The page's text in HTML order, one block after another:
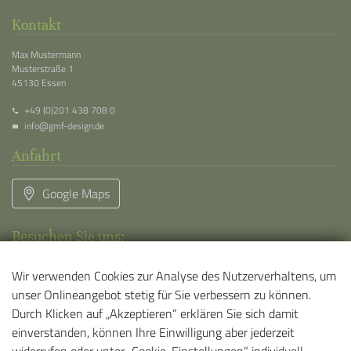
Wir verwenden Cookies zur Analyse des Nutzerverhaltens, um
unser Onlineangebot stetig für Sie verbessern zu können.
Durch Klicken auf „Akzeptieren“ erklären Sie sich damit
einverstanden, können Ihre Einwilligung aber jederzeit
Kontakt
Max Mustermann
Musterstraße 1
45130 Essen
+49 (0)201 438 708 0
info@gmf-design.de
Anfahrt
Google Maps
Besuchen Sie uns:
Rechtliches
Impressum